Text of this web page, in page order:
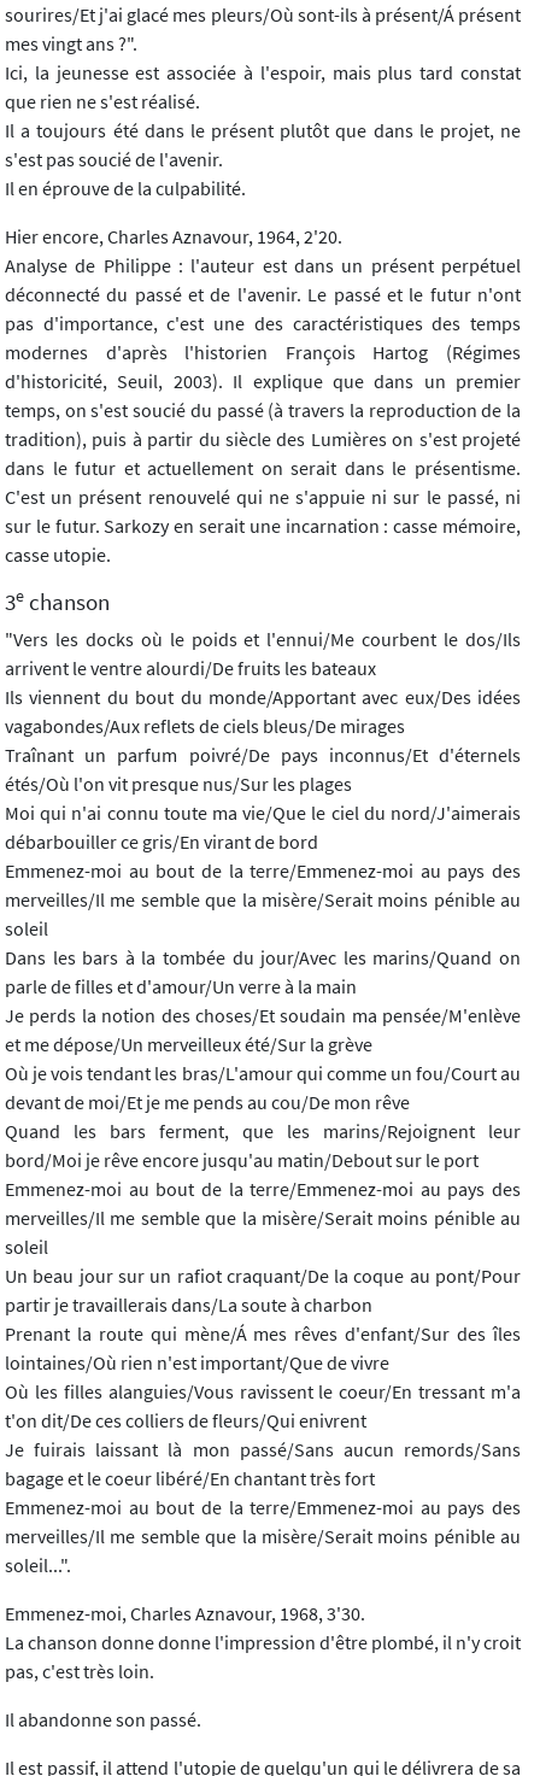
sourires/Et j'ai glacé mes pleurs/Où sont-ils à présent/Á présent
mes vingt ans ?".
Ici, la jeunesse est associée à l'espoir, mais plus tard constat
que rien ne s'est réalisé.
Il a toujours été dans le présent plutôt que dans le projet, ne
s'est pas soucié de l'avenir.
Il en éprouve de la culpabilité.
Hier encore, Charles Aznavour, 1964, 2'20.
Analyse de Philippe : l'auteur est dans un présent perpétuel
déconnecté du passé et de l'avenir. Le passé et le futur n'ont
pas d'importance, c'est une des caractéristiques des temps
modernes d'après l'historien François Hartog (Régimes
d'historicité, Seuil, 2003). Il explique que dans un premier
temps, on s'est soucié du passé (à travers la reproduction de la
tradition), puis à partir du siècle des Lumières on s'est projeté
dans le futur et actuellement on serait dans le présentisme.
C'est un présent renouvelé qui ne s'appuie ni sur le passé, ni
sur le futur. Sarkozy en serait une incarnation : casse mémoire,
casse utopie.
3e chanson
"Vers les docks où le poids et l'ennui/Me courbent le dos/Ils
arrivent le ventre alourdi/De fruits les bateaux
Ils viennent du bout du monde/Apportant avec eux/Des idées
vagabondes/Aux reflets de ciels bleus/De mirages
Traînant un parfum poivré/De pays inconnus/Et d'éternels
étés/Où l'on vit presque nus/Sur les plages
Moi qui n'ai connu toute ma vie/Que le ciel du nord/J'aimerais
débarbouiller ce gris/En virant de bord
Emmenez-moi au bout de la terre/Emmenez-moi au pays des
merveilles/Il me semble que la misère/Serait moins pénible au
soleil
Dans les bars à la tombée du jour/Avec les marins/Quand on
parle de filles et d'amour/Un verre à la main
Je perds la notion des choses/Et soudain ma pensée/M'enlève
et me dépose/Un merveilleux été/Sur la grève
Où je vois tendant les bras/L'amour qui comme un fou/Court au
devant de moi/Et je me pends au cou/De mon rêve
Quand les bars ferment, que les marins/Rejoignent leur
bord/Moi je rêve encore jusqu'au matin/Debout sur le port
Emmenez-moi au bout de la terre/Emmenez-moi au pays des
merveilles/Il me semble que la misère/Serait moins pénible au
soleil
Un beau jour sur un rafiot craquant/De la coque au pont/Pour
partir je travaillerais dans/La soute à charbon
Prenant la route qui mène/Á mes rêves d'enfant/Sur des îles
lointaines/Où rien n'est important/Que de vivre
Où les filles alanguies/Vous ravissent le coeur/En tressant m'a
t'on dit/De ces colliers de fleurs/Qui enivrent
Je fuirais laissant là mon passé/Sans aucun remords/Sans
bagage et le coeur libéré/En chantant très fort
Emmenez-moi au bout de la terre/Emmenez-moi au pays des
merveilles/Il me semble que la misère/Serait moins pénible au
soleil...".
Emmenez-moi, Charles Aznavour, 1968, 3'30.
La chanson donne donne l'impression d'être plombé, il n'y croit
pas, c'est très loin.
Il abandonne son passé.
Il est passif, il attend l'utopie de quelqu'un qui le délivrera de sa